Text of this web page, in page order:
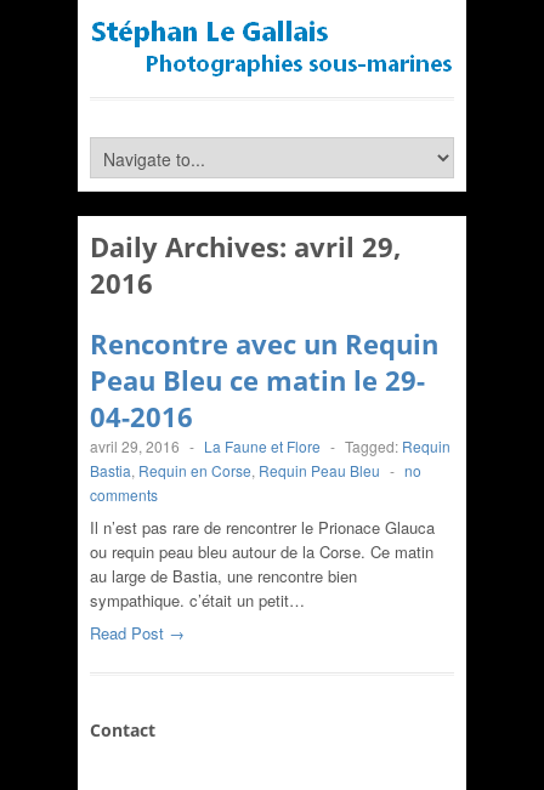
Daily Archives: avril 29,
2016
Rencontre avec un Requin
Peau Bleu ce matin le 29-
04-2016
avril 29, 2016 - La Faune et Flore - Tagged: Requin
Bastia, Requin en Corse, Requin Peau Bleu - no
comments
Il n’est pas rare de rencontrer le Prionace Glauca
ou requin peau bleu autour de la Corse. Ce matin
au large de Bastia, une rencontre bien
sympathique. c’était un petit…
Read Post →
Contact